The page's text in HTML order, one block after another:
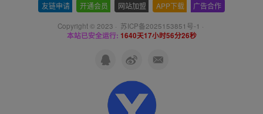
友链申请 开通会员 网站加盟 APP下载 广告合作
Copyright © 2023 · 苏ICP备2025153851号-1 ·
本站已安全运行: 1640天17小时56分27秒